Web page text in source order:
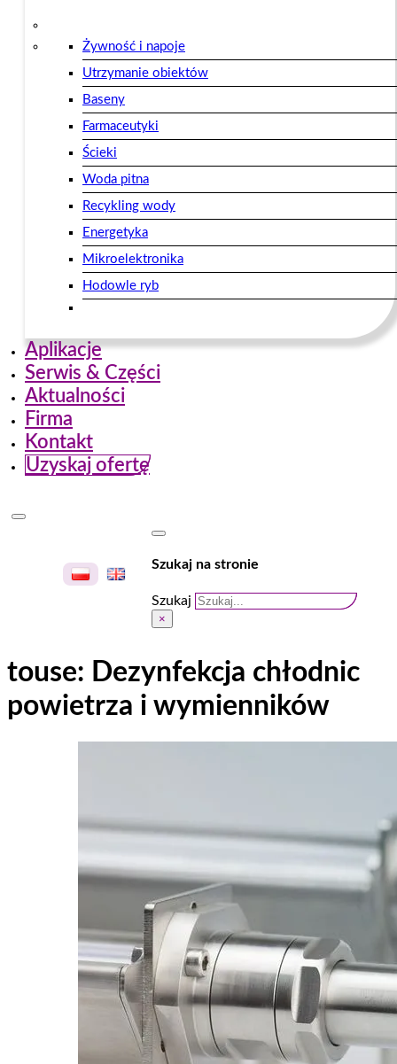
Żywność i napoje
Utrzymanie obiektów
Baseny
Farmaceutyki
Ścieki
Woda pitna
Recykling wody
Energetyka
Mikroelektronika
Hodowle ryb
Aplikacje
Serwis & Części
Aktualności
Firma
Kontakt
Uzyskaj ofertę
Szukaj na stronie
Szukaj
×
touse: Dezynfekcja chłodnic
powietrza i wymienników